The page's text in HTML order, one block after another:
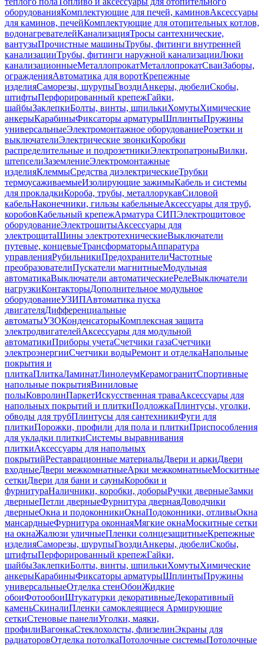
оборудованияКомплектующие для печей, каминовАксессуары
для каминов, печейКомплектующие для отопительных котлов,
водонагревателейКанализацияТросы сантехнические,
вантузыПрочистные машиныТрубы, фитинги внутренней
канализацииТрубы, фитинги наружной канализацииЛюки
канализационныеМеталлопрокатМеталлопрокатСваиЗаборы,
огражденияАвтоматика для воротКрепежные
изделияСаморезы, шурупыГвоздиАнкеры, дюбелиСкобы,
штифтыПерфорированный крепежГайки,
шайбыЗаклепкиБолты, винты, шпилькиХомутыХимические
анкерыКарабиныФиксаторы арматурыШплинтыПружины
универсальныеЭлектромонтажное оборудованиеРозетки и
выключателиЭлектрические звонкиКоробки
распределительные и подрозетникиЭлектропатроныВилки,
штепселиЗаземлениеЭлектромонтажные
изделияКлеммыСредства диэлектрическиеТрубки
термоусаживаемыеИзолирующие зажимыКабель и системы
для прокладкиКороба, трубы, металлорукавСиловой
кабельНаконечники, гильзы кабельныеАксессуары для труб,
коробовКабельный крепежАрматура СИПЭлектрощитовое
оборудованиеЭлектрощитыАксессуары для
электрощитаШины электротехническиеВыключатели
путевые, концевыеТрансформаторыАппаратура
управленияРубильникиПредохранителиЧастотные
преобразователиПускатели магнитныеМодульная
автоматикаВыключатели автоматическиеРелеВыключатели
нагрузкиКонтакторыДополнительное модульное
оборудованиеУЗИПАвтоматика пуска
двигателяДифференциальные
автоматыУЗОКонденсаторыКомплексная защита
электродвигателейАксессуары для модульной
автоматикиПриборы учетаСчетчики газаСчетчики
электроэнергииСчетчики водыРемонт и отделкаНапольные
покрытия и
плиткаПлиткаЛаминатЛинолеумКерамогранитСпортивные
напольные покрытияВиниловые
полыКовролинПаркетИскусственная траваАксессуары для
напольных покрытий и плиткиПодложкаПлинтусы, уголки,
обводы для трубПлинтусы для сантехникиФуги для
плиткиПорожки, профили для пола и плиткиПриспособления
для укладки плиткиСистемы выравнивания
плиткиАксессуары для напольных
покрытийРеставрационные материалыДвери и аркиДвери
входныеДвери межкомнатныеАрки межкомнатныеМоскитные
сеткиДвери для бани и сауныКоробки и
фурнитураНаличники, коробки, доборыРучки дверныеЗамки
дверныеПетли дверныеФурнитура двернаяДоводчики
дверныеОкна и подоконникиОкнаПодоконники, отливыОкна
мансардныеФурнитура оконнаяМягкие окнаМоскитные сетки
на окнаЖалюзи уличныеПленки солнцезащитныеКрепежные
изделияСаморезы, шурупыГвоздиАнкеры, дюбелиСкобы,
штифтыПерфорированный крепежГайки,
шайбыЗаклепкиБолты, винты, шпилькиХомутыХимические
анкерыКарабиныФиксаторы арматурыШплинтыПружины
универсальныеОтделка стенОбоиЖидкие
обоиФотообоиШтукатурки декоративныеДекоративный
каменьСкиналиПленки самоклеящиеся Армирующие
сеткиСтеновые панелиУголки, маяки,
профилиВагонкаСтеклохолсты, флизелинЭкраны для
радиаторовОтделка потолкаПотолочные системыПотолочные